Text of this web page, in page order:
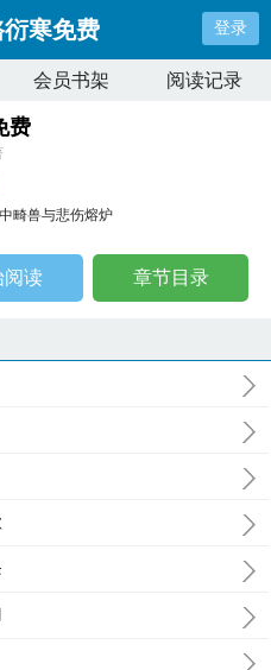
衍寒免费 登录
会员书架 阅读记录
费
畸兽与悲伤熔炉
阅读 章节目录